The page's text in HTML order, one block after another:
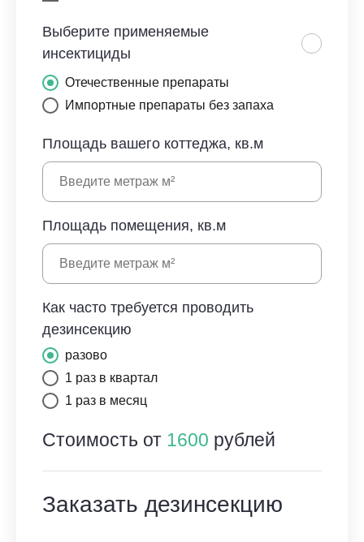
Выберите применяемые
инсектициды
Отечественные препараты
Импортные препараты без запаха
Площадь вашего коттеджа, кв.м
Площадь помещения, кв.м
Как часто требуется проводить
дезинсекцию
разово
1 раз в квартал
1 раз в месяц
Стоимость от 1600 рублей
Заказать дезинсекцию